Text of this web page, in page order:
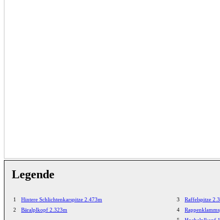
Legende
1
Hintere Schlichtenkarspitze 2.473m
2
Bäralplkopf 2.323m
3
Raffelspitze
4